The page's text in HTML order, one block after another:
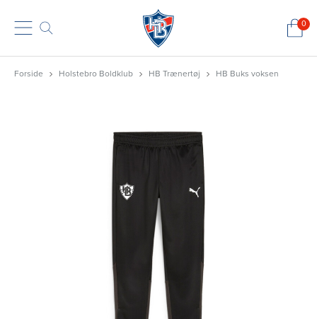
0
Forside Holstebro Boldklub HB Trænertøj HB Buks voksen